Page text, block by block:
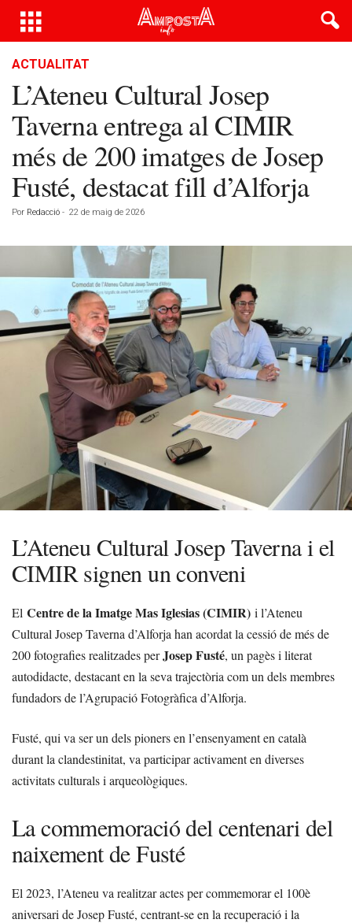
ACTUALITAT
L’Ateneu Cultural Josep
Taverna entrega al CIMIR
més de 200 imatges de Josep
Fusté, destacat fill d’Alforja
Por Redacció - 22 de maig de 2026
L’Ateneu Cultural Josep Taverna i el
CIMIR signen un conveni
El Centre de la Imatge Mas Iglesias (CIMIR) i l’Ateneu
Cultural Josep Taverna d’Alforja han acordat la cessió de més de
200 fotografies realitzades perJosep Fusté, un pagès i literat
autodidacte, destacant en la seva trajectòria com un dels membres
fundadors de l’Agrupació Fotogràfica d’Alforja.
Fusté, qui va ser un dels pioners en l’ensenyament en català
durant la clandestinitat, va participar activament en diverses
activitats culturals i arqueològiques.
La commemoració del centenari del
naixement de Fusté
El 2023, l’Ateneu va realitzar actes per commemorar el 100è
aniversari de Josep Fusté, centrant-se en la recuperació i la